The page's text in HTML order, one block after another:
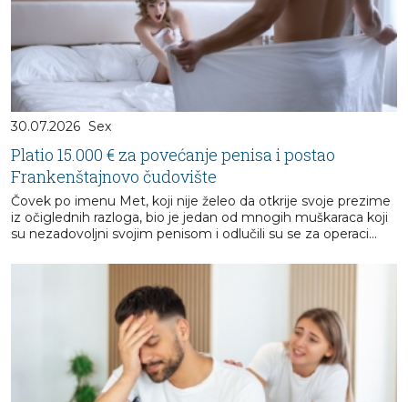
30.07.2026 Sex
Platio 15.000 € za povećanje penisa i postao
Frankenštajnovo čudovište
Čovek po imenu Met, koji nije želeo da otkrije svoje prezime
iz očiglednih razloga, bio je jedan od mnogih muškaraca koji
su nezadovoljni svojim penisom i odlučili su se za operaci...